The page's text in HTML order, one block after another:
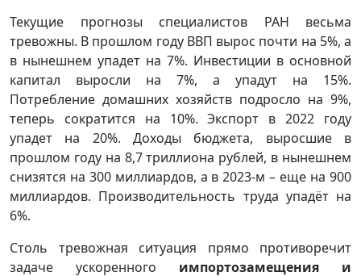
Текущие прогнозы специалистов РАН весьма
тревожны. В прошлом году ВВП вырос почти на 5%, а
в нынешнем упадет на 7%. Инвестиции в основной
капитал выросли на 7%, а упадут на 15%.
Потребление домашних хозяйств подросло на 9%,
теперь сократится на 10%. Экспорт в 2022 году
упадет на 20%. Доходы бюджета, выросшие в
прошлом году на 8,7 триллиона рублей, в нынешнем
снизятся на 300 миллиардов, а в 2023-м – еще на 900
миллиардов. Производительность труда упадёт на
6%.
Столь тревожная ситуация прямо противоречит
задаче ускоренного импортозамещения и